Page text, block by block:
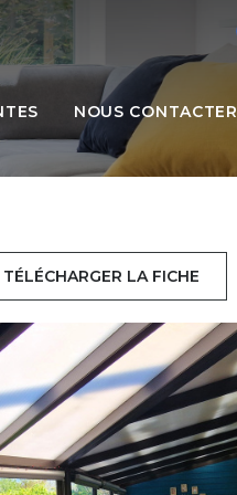
NOUS CONTACTER
TÉLÉCHARGER LA FICHE